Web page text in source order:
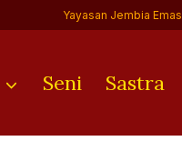
Yayasan Jembia Emas
Seni Sastra